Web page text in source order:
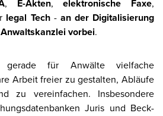
, E-Akten,elektronische Faxe,
legal Tech-an der Digitalisierung
vorbei.
für Anwälte vielfache
Arbeit freier zu gestalten, Abläufe
zu vereinfachen. Insbesondere
Juris und Beck-